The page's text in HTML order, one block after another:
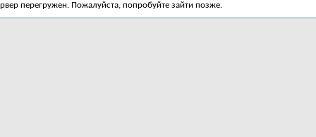
перегружен. Пожалуйста, попробуйте зайти позже.